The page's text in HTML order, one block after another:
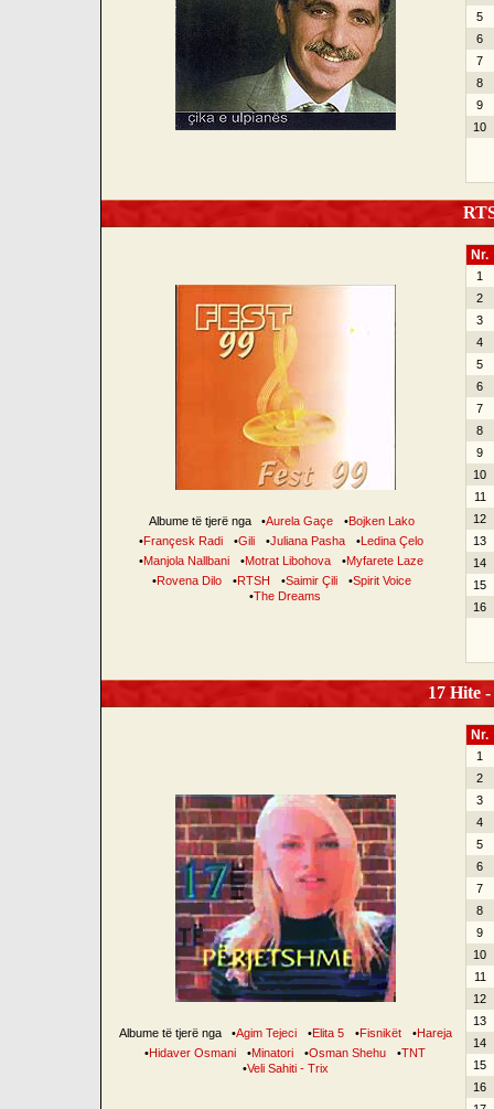
5
6
7
8
9
10
Albume të tjerë nga •Aurela Gaçe •Bojken Lako
•Françesk Radi •Gili •Juliana Pasha •Ledina Çelo
•Manjola Nallbani •Motrat Libohova •Myfarete Laze
•Rovena Dilo •RTSH •Saimir Çili •Spirit Voice
•The Dreams
Nr.
1
2
3
4
5
6
7
8
9
10
11
12
13
14
15
16
17 Hite
Albume të tjerë nga •Agim Tejeci •Elita 5 •Fisnikët •Hareja
•Hidaver Osmani •Minatori •Osman Shehu •TNT
•Veli Sahiti - Trix
Nr.
1
2
3
4
5
6
7
8
9
10
11
12
13
14
15
16